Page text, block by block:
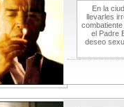
En la
llevarles
el Padre
deseo